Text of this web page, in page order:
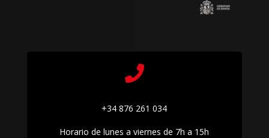

+34 876 261 034
Horario de lunes a viernes de 7h a 15h